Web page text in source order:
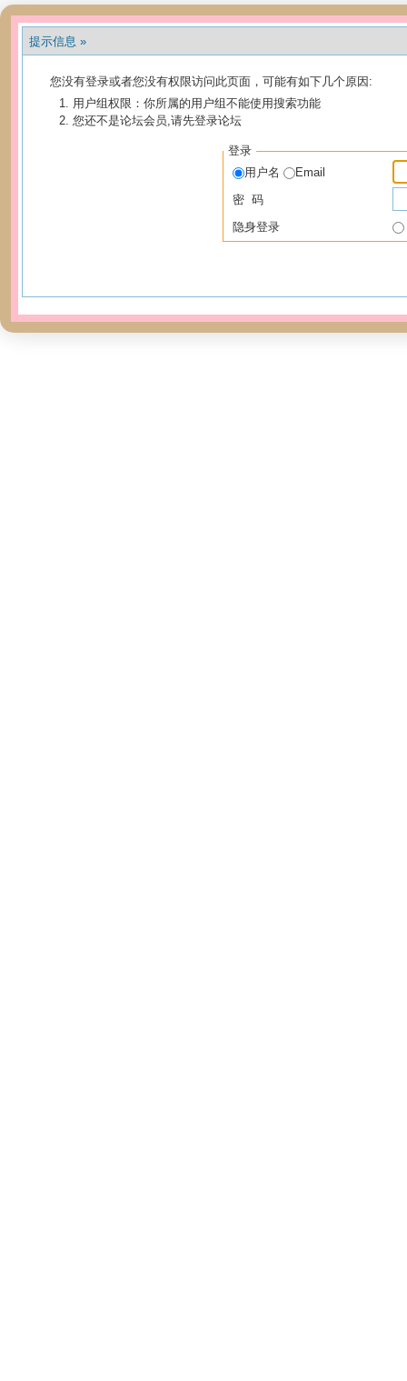
提示信息 »
您没有登录或者您没有权限访问此页面，可能有如下几个原因:
用户组权限：你所属的用户组不能使用搜索功能
您还不是论坛会员,请先登录论坛
登录
用户名
Email
密 码
隐身登录